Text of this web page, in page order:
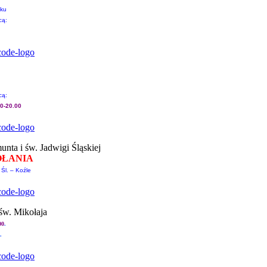
20.00
i św. Jadwigi Śląskiej
– Koźle
Mikołaja
.
.